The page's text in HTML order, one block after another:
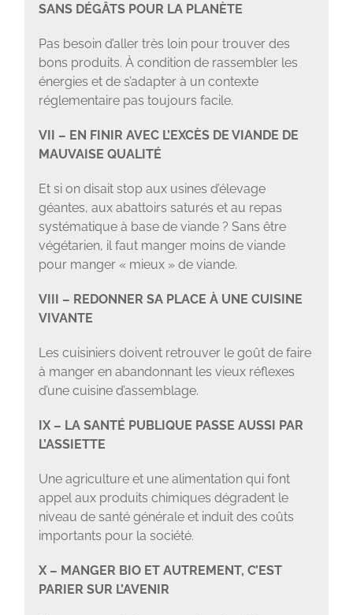
SANS DÉGÂTS POUR LA PLANÈTE
Pas besoin d’aller très loin pour trouver des
bons produits. À condition de rassembler les
énergies et de s’adapter à un contexte
réglementaire pas toujours facile.
VII – EN FINIR AVEC L’EXCÈS DE VIANDE DE
MAUVAISE QUALITÉ
Et si on disait stop aux usines d’élevage
géantes, aux abattoirs saturés et au repas
systématique à base de viande ? Sans être
végétarien, il faut manger moins de viande
pour manger « mieux » de viande.
VIII – REDONNER SA PLACE À UNE CUISINE
VIVANTE
Les cuisiniers doivent retrouver le goût de faire
à manger en abandonnant les vieux réflexes
d’une cuisine d’assemblage.
IX – LA SANTÉ PUBLIQUE PASSE AUSSI PAR
L’ASSIETTE
Une agriculture et une alimentation qui font
appel aux produits chimiques dégradent le
niveau de santé générale et induit des coûts
importants pour la société.
X – MANGER BIO ET AUTREMENT, C’EST
PARIER SUR L’AVENIR